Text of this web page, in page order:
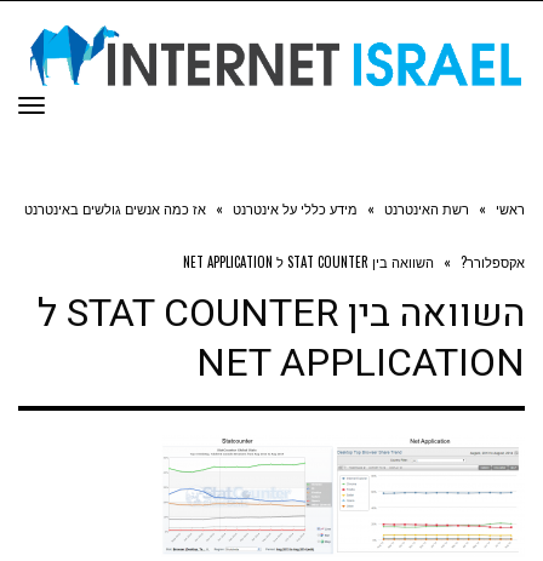
ראשי » רשת האינטרנט » מידע כללי על אינטרנט » אז כמה אנשים גולשים באינטרנט
אקספלורר? » השוואה בין STAT COUNTER ל NET APPLICATION
השוואה בין STAT COUNTER ל
NET APPLICATION